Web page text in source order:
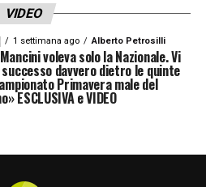
VIDEO
1 settimana ago Alberto Petrosilli
voleva solo la Nazionale. Vi
successo davvero dietro le quinte
Primavera male del
ESCLUSIVA e VIDEO